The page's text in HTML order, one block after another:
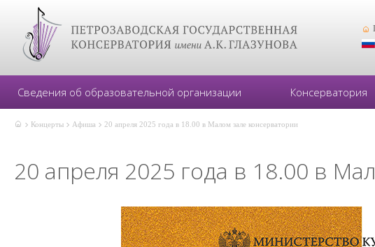
Сведения об образовательной организации Консерватория
Концерты Афиша 20 апреля 2025 года в 18.00 в Малом зале консерватории
20 апреля 2025 года в 18.00 в